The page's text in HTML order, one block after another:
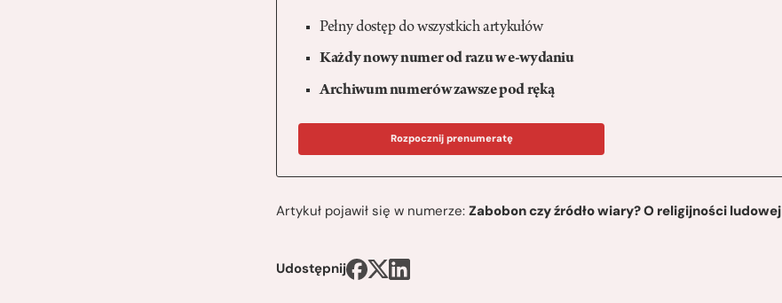
Pełny dostęp do wszystkich artykułów
Każdy nowy numer od razu w e-wydaniu
Archiwum numerów zawsze pod ręką
Rozpocznij prenumeratę
Artykuł pojawił się w numerze:Zabobon czy źródło wiary? O religijności ludowej
Udostępnij